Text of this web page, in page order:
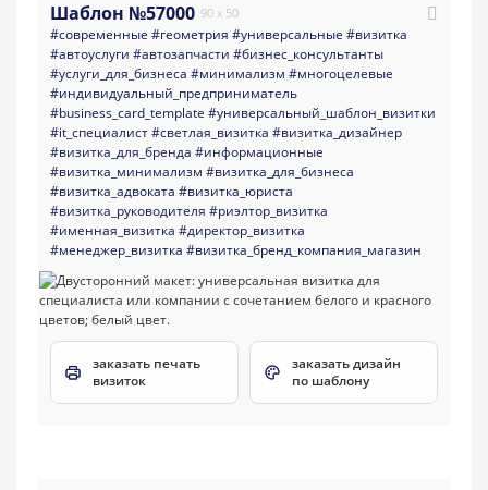
Шаблон №57000 90 x 50
#современные #геометрия #универсальные #визитка
#автоуслуги #автозапчасти #бизнес_консультанты
#услуги_для_бизнеса #минимализм #многоцелевые
#индивидуальный_предприниматель
#business_card_template #универсальный_шаблон_визитки
#it_специалист#светлая_визитка #визитка_дизайнер
#визитка_для_бренда #информационные
#визитка_минимализм #визитка_для_бизнеса
#визитка_адвоката #визитка_юриста
#визитка_руководителя #риэлтор_визитка
#именная_визитка #директор_визитка
#менеджер_визитка #визитка_бренд_компания_магазин
заказать печать
визиток
заказать дизайн
по шаблону